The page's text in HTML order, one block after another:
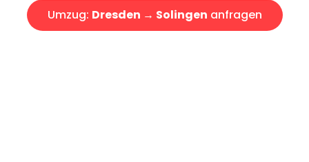
Umzug: Dresden → Solingen anfragen